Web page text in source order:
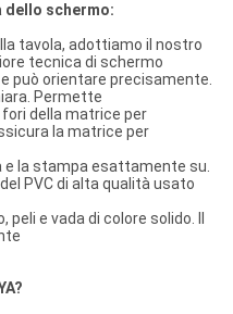
schermo:
tavola, adottiamo il nostro
tecnica di schermo
può orientare precisamente.
Permette
della matrice per
la matrice per
la stampa esattamente su.
PVC di alta qualità usato
e vada di colore solido. Il